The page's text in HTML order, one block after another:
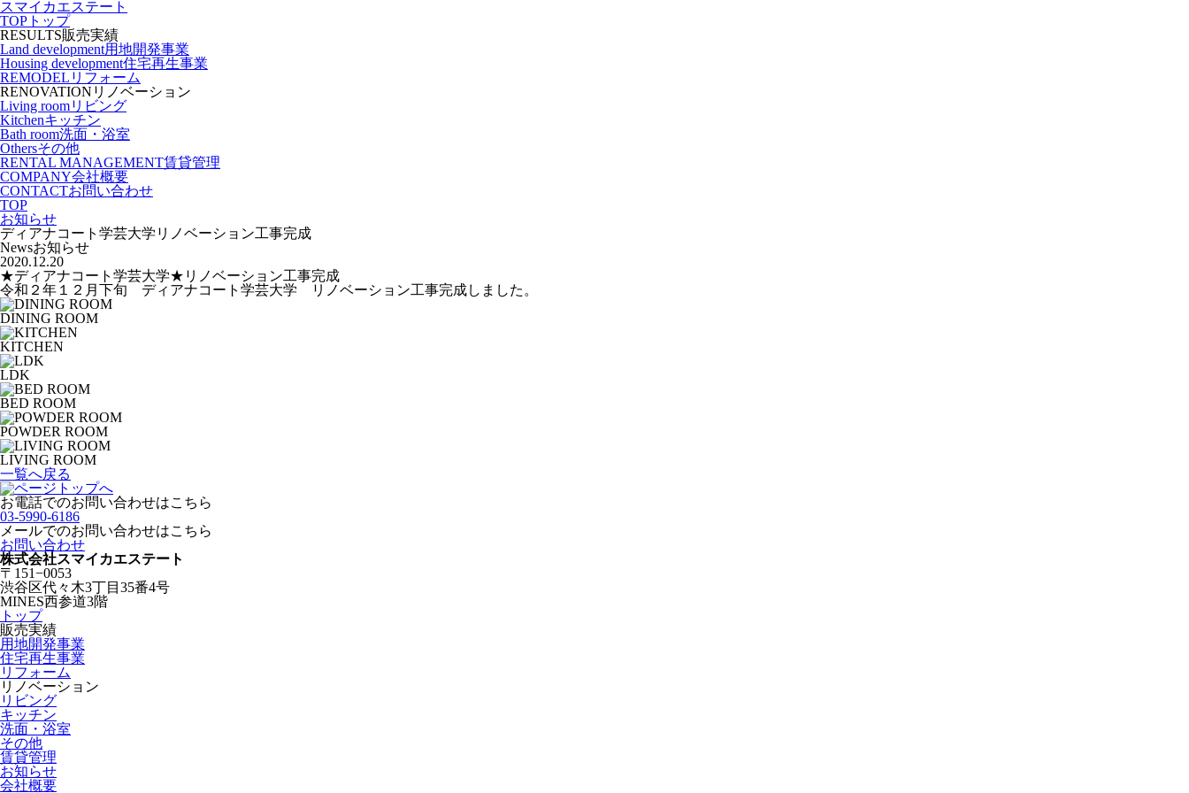
スマイカエステート
TOP トップ
RESULTS販売実績
Land development用地開発事業
Housing development住宅再生事業
REMODEL リフォーム
RENOVATION リノベーション
Living roomリビング
Kitchenキッチン
Bath room洗面・浴室
Othersその他
RENTAL MANAGEMENT賃貸管理
COMPANY会社概要
CONTACTお問い合わせ
TOP
お知らせ
ディアナコート学芸大学リノベーション工事完成
Newsお知らせ
2020.12.20
★ディアナコート学芸大学★リノベーション工事完成
令和２年１２月下旬 ディアナコート学芸大学 リノベーション工事完成しました。
DINING ROOM
KITCHEN
LDK
BED ROOM
POWDER ROOM
LIVING ROOM
一覧へ戻る
お電話でのお問い合わせはこちら
03-5990-6186
メールでのお問い合わせはこちら
お問い合わせ
株式会社スマイカエステート
〒151−0053
渋谷区代々木3丁目35番4号
MINES西参道3階
トップ
販売実績
用地開発事業
住宅再生事業
リフォーム
リノベーション
リビング
キッチン
洗面・浴室
その他
賃貸管理
お知らせ
会社概要